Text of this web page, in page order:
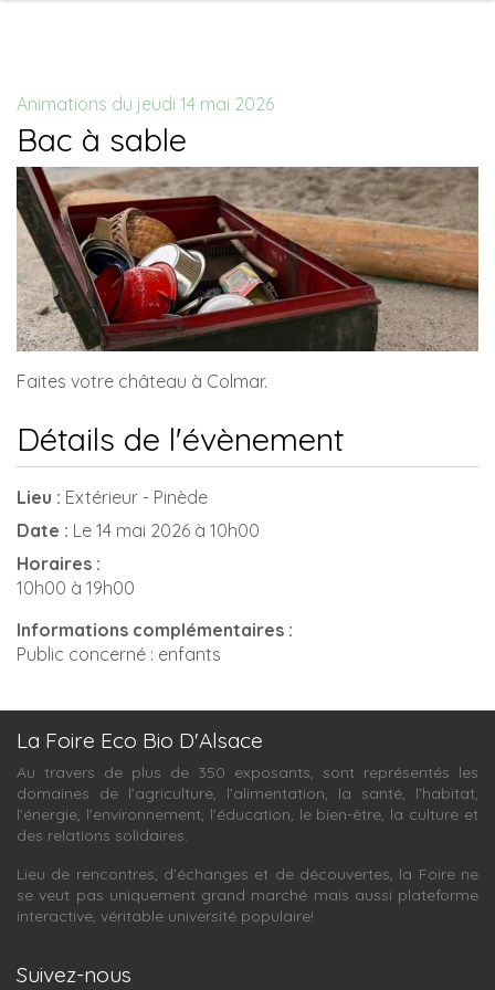
Animations du jeudi 14 mai 2026
Bac à sable
Faites votre château à Colmar.
Détails de l'évènement
Lieu : Extérieur - Pinède
Date : Le 14 mai 2026 à 10h00
Horaires :
10h00 à 19h00
Informations complémentaires :
Public concerné : enfants
La Foire Eco Bio D'Alsace
Au travers de plus de 350 exposants, sont représentés les
domaines de l’agriculture, l’alimentation, la santé, l’habitat,
l’énergie, l’environnement, l’éducation, le bien-être, la culture et
des relations solidaires.
Lieu de rencontres, d’échanges et de découvertes, la Foire ne
se veut pas uniquement grand marché mais aussi plateforme
interactive, véritable université populaire!
Suivez-nous